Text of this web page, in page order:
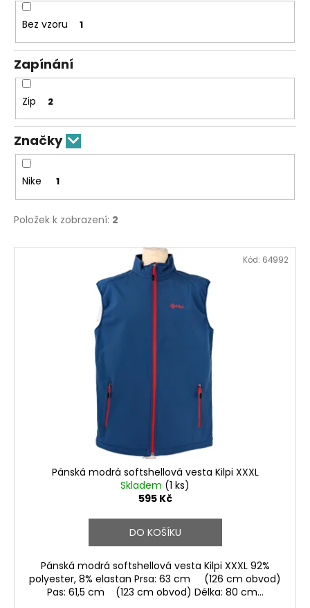
Bez vzoru 1
Zapínání
Zip 2
Značky
Nike 1
Položek k zobrazení: 2
V
Pánská modrá softshellová vesta Kilpi XXXL
Skladem (1 ks)
595 Kč
DO KOŠÍKU
Pánská modrá softshellová vesta Kilpi XXXL 92%
polyester, 8% elastan Prsa: 63 cm (126 cm obvod)
Pas: 61,5 cm (123 cm obvod) Délka: 80 cm...
Kód: 64992